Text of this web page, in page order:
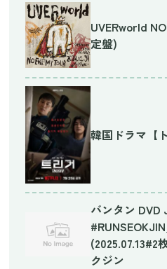
UVERworld
定盤)
韓国ドラマ【
バンタン DVD
(2025.07.13#2
クジン